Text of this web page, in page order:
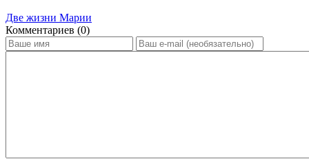
Две жизни Марии
Ком­мен­та­ри­ев (0)